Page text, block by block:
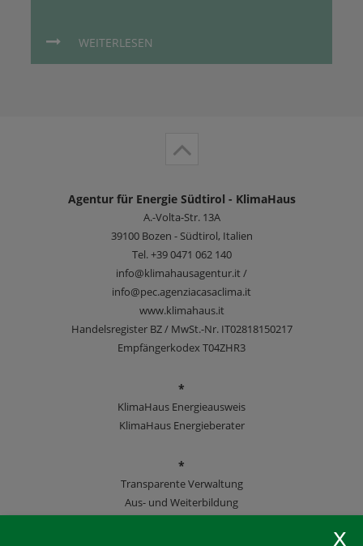
WEITERLESEN
Agentur für Energie Südtirol - KlimaHaus
A.-Volta-Str. 13A
39100 Bozen - Südtirol, Italien
Tel.+39 0471 062 140
info@klimahausagentur.it /
info@pec.agenziacasaclima.it
www.klimahaus.it
Handelsregister BZ / MwSt.-Nr. IT02818150217
Empfängerkodex T04ZHR3
*
KlimaHaus Energieausweis
KlimaHaus Energieberater
*
Transparente Verwaltung
Aus- und Weiterbildung